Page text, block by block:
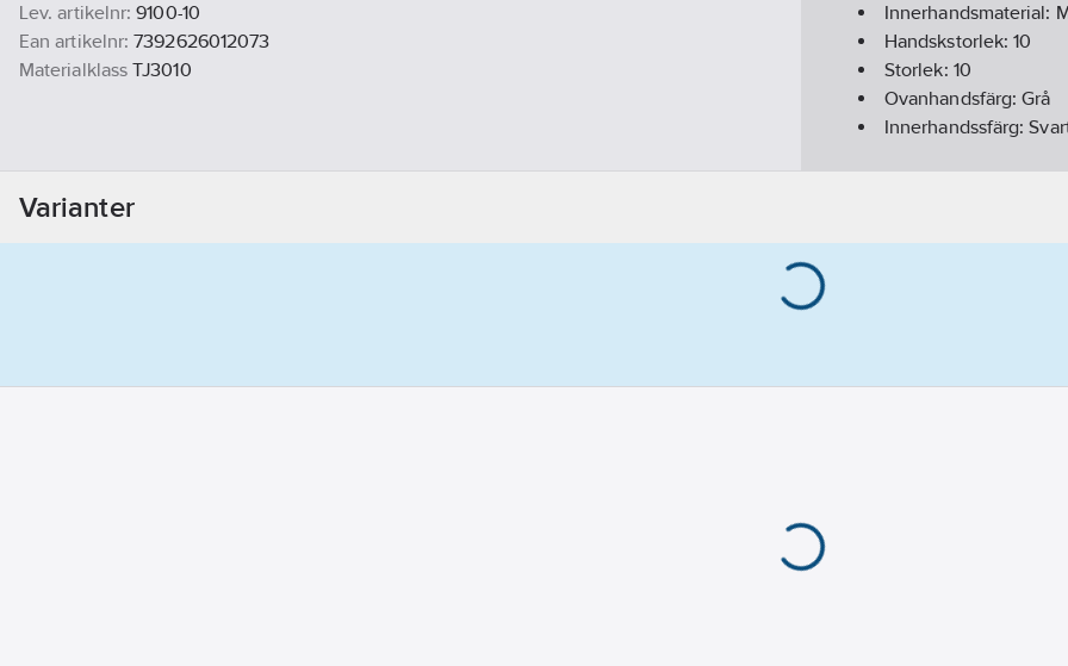
Lev. artikelnr: 9100-10
Ean artikelnr: 7392626012073
Materialklass TJ3010
Innerhandsmaterial:
Handskstorlek:10
Storlek: 10
Ovanhandsfärg:Grå
Innerhandssfärg:
Varianter